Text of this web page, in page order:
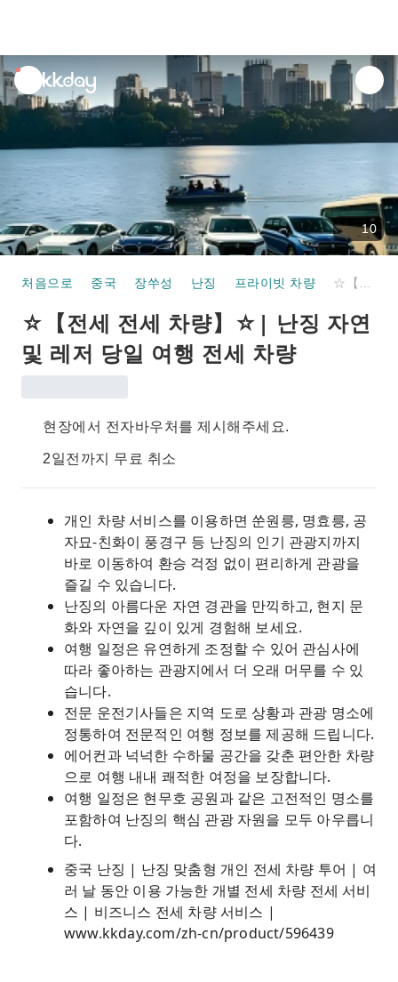
unread
notifications
10
처음으로 중국 장쑤성 난징 프라이빗 차량
☆【전세 전세 차량】☆| 난징 자연
및 레저 당일 여행 전세 차량
현장에서 전자바우처를 제시해주세요.
2일전까지 무료 취소
개인 차량 서비스를 이용하면 쑨원릉, 명효릉, 공
자묘-친화이 풍경구 등 난징의 인기 관광지까지
바로 이동하여 환승 걱정 없이 편리하게 관광을
즐길 수 있습니다.
난징의 아름다운 자연 경관을 만끽하고, 현지 문
화와 자연을 깊이 있게 경험해 보세요.
여행 일정은 유연하게 조정할 수 있어 관심사에
따라 좋아하는 관광지에서 더 오래 머무를 수 있
습니다.
전문 운전기사들은 지역 도로 상황과 관광 명소에
정통하여 전문적인 여행 정보를 제공해 드립니다.
에어컨과 넉넉한 수하물 공간을 갖춘 편안한 차량
으로 여행 내내 쾌적한 여정을 보장합니다.
여행 일정은 현무호 공원과 같은 고전적인 명소를
포함하여 난징의 핵심 관광 자원을 모두 아우릅니
다.
중국 난징 | 난징 맞춤형 개인 전세 차량 투어 | 여
러 날 동안 이용 가능한 개별 전세 차량 전세 서비
스 | 비즈니스 전세 차량 서비스 |
www.kkday.com/zh-cn/product/596439